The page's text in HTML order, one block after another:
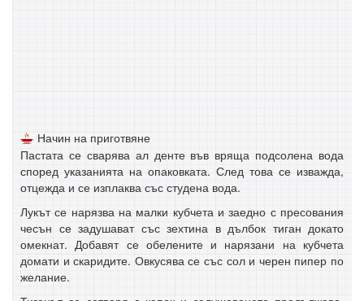
Начин на приготвяне
Пастата се сварява ал денте във вряща подсолена вода
според указанията на опаковката. След това се изважда,
отцежда и се изплаква със студена вода.
Лукът се нарязва на малки кубчета и заедно с пресования
чесън се задушават със зехтина в дълбок тиган докато
омекнат. Добавят се обелените и нарязани на кубчета
домати и скаридите. Овкусява се със сол и черен пипер по
желание.